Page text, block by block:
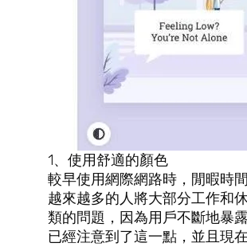
1、使用舒適的顏色
較早使用網際網路時，閒暇時
越來越多的人將大部分工作和
類的問題，因為用戶不斷地暴
已經注意到了這一點，並且現